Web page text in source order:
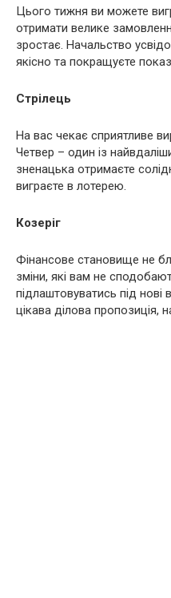
Цього тижня ви можете
отримати велике
зростає. Начальство
якісно та покращуєте
Стрілець
На вас чекає сприятливе
Четвер – один із
зненацька отримаєте
виграєте в лотерею.
Козеріг
Фінансове становище не
зміни, які вам не
підлаштовуватись під
цікава ділова пропозиція,